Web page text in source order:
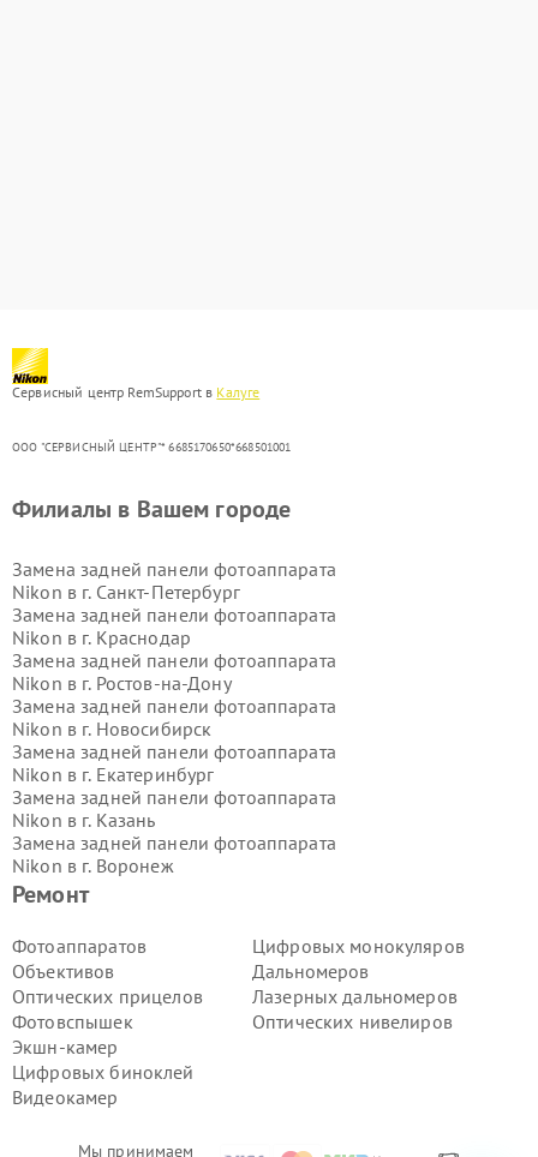
Сервисный центр RemSupport в Калуге
ООО "СЕРВИСНЫЙ ЦЕНТР"* 6685170650*668501001
Мы принимаем
Ремонт
Фотоаппаратов
Объективов
Оптических прицелов
Фотовспышек
Экшн-камер
Цифровых биноклей
Видеокамер
Цифровых монокуляров
Дальномеров
Лазерных дальномеров
Оптических нивелиров
Филиалы в Вашем городе
Замена задней панели фотоаппарата
Nikon в г. Санкт-Петербург
Замена задней панели фотоаппарата
Nikon в г. Краснодар
Замена задней панели фотоаппарата
Nikon в г. Ростов-на-Дону
Замена задней панели фотоаппарата
Nikon в г. Новосибирск
Замена задней панели фотоаппарата
Nikon в г. Екатеринбург
Замена задней панели фотоаппарата
Nikon в г. Казань
Замена задней панели фотоаппарата
Nikon в г. Воронеж
Замена задней панели фотоаппарата
Замена задней панели фотоаппарата
Nikon в г.Самара
Замена задней панели фотоаппарата
Nikon в г.Пермь
Замена задней панели фотоаппарата
Nikon в г.Красноярск
Замена задней панели фотоаппарата
Nikon в г.Ижевск
Nikon в г.